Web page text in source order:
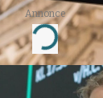
Annonce
Loading...